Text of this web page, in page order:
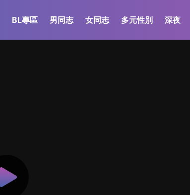
BL專區 男同志 女同志 多元性別 深夜